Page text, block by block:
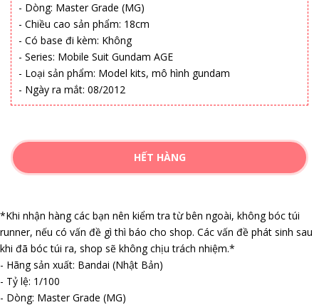
- Dòng: Master Grade (MG)
- Chiều cao sản phẩm: 18cm
- Có base đi kèm: Không
- Series: Mobile Suit Gundam AGE
- Loại sản phẩm: Model kits, mô hình gundam
- Ngày ra mắt: 08/2012
HẾT HÀNG
*Khi nhận hàng các bạn nên kiểm tra từ bên ngoài, không bóc túi
runner, nếu có vấn đề gì thì báo cho shop. Các vấn đề phát sinh sau
khi đã bóc túi ra, shop sẽ không chịu trách nhiệm.*
- Hãng sản xuất: Bandai (Nhật Bản)
- Tỷ lệ: 1/100
- Dòng: Master Grade (MG)